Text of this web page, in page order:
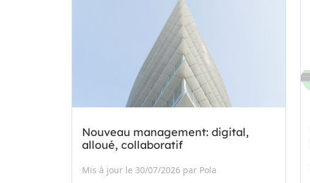
Nouveau management: digital,
alloué, collaboratif
Mis à jour le 30/07/2026 par Pola